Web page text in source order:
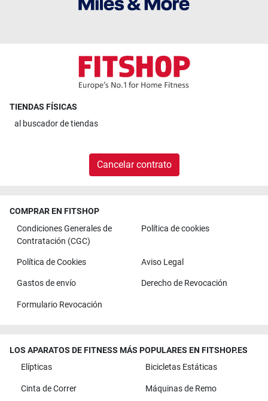
TIENDAS FÍSICAS
al buscador de tiendas
Cancelar contrato
COMPRAR EN FITSHOP
Condiciones Generales de
Contratación (CGC)
Política de cookies
Política de Cookies Aviso Legal
Gastos de envío Derecho de Revocación
Formulario Revocación
LOS APARATOS DE FITNESS MÁS POPULARES EN FITSHOP.ES
Elípticas
Bicicletas Estáticas
Cinta de Correr Máquinas de Remo